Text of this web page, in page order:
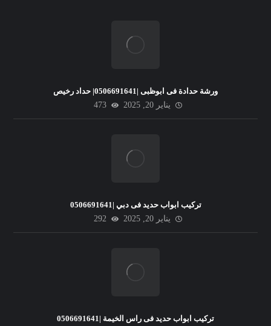
ورشة حدادة فى ابوظبى |0506691641| حداد رخيص
يناير 20, 2025
473
تركيب ابواب حديد فى دبي |0506691641
يناير 20, 2025
292
تركيب ابواب حديد فى راس الخيمة |0506691641